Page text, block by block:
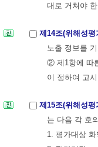
대로 거쳐야
제14조(위해성
노출 정보를
② 제1항에 따
이 정하여 고
제15조(위해성
는 다음 각 호
1. 평가대상